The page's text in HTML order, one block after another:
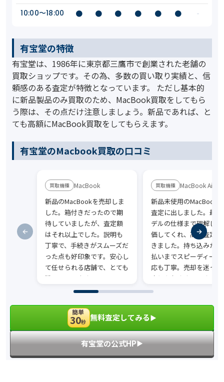
10:00〜18:00
● ● ● ● ● ● -
有宝堂の特徴
有宝堂は、1986年に東京都三鷹市で創業された老舗の
買取ショップです。その為、多数の買い取り実績と、信
頼感のある査定が特徴となっています。 ただし基本的
に新品製品のみ買取のため、MacBook買取をしてもら
う際は、その点だけ注意しましょう。新品であれば、と
ても高額にMacBook買取をしてもらえます。
有宝堂のMacbook買取の口コミ
MacBook
新品のMacBookを売却しま
した。箱付きだったので期
待していましたが、査定額
はそれ以上でした。説明も
丁寧で、手続きがスムーズだ
った点も好印象です。安心し
て任せられる店舗で、とても
満足しています。
MacBook Air
新品未使用のMacBook
査定に出しました。最
デルの仕様まで理解し
価してくれ、高額査定
きました。持ち込みか
払いまでスピーディーで
応も丁寧。売却を迷って
方にもおすすめです。
簡単
30秒 無料査定してみる▶︎
有宝堂の公式HP▶︎